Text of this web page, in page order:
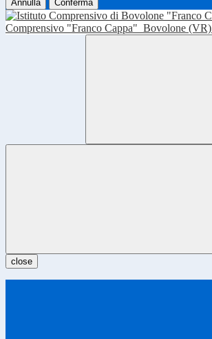
Annulla Conferma
Comprensivo "Franco Cappa" Bovolone (VR)
close